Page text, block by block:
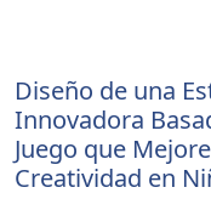
Diseño de una
Innovadora
Juego que
Creatividad en